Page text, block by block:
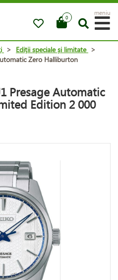
0
meniu
> Ediții speciale și limitate >
Zero Halliburton
Presage Automatic
Edition 2 000